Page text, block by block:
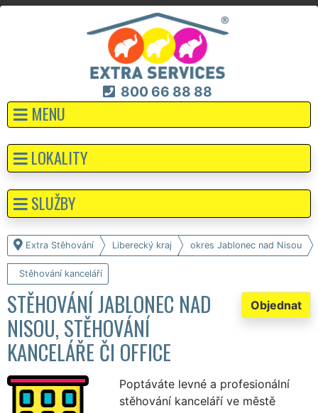
800 66 88 88
MENU
Extra Stěhování Liberecký kraj okres Jablonec nad Nisou
Stěhování kanceláří
Objednat
STĚHOVÁNÍ JABLONEC NAD
NISOU, STĚHOVÁNÍ
KANCELÁŘE ČI OFFICE
Poptáváte levné a profesionální
stěhování kanceláří ve městě
LOKALITY
SLUŽBY